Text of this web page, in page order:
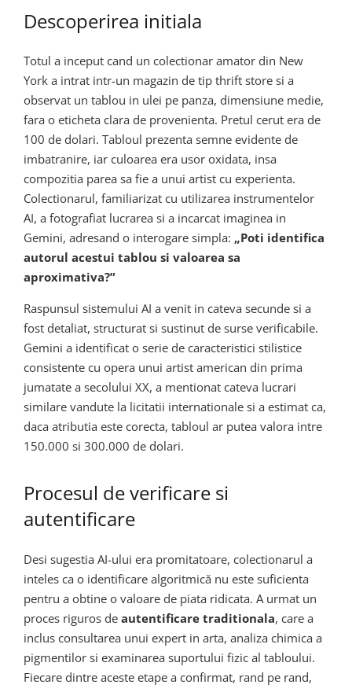
Descoperirea initiala
Totul a inceput cand un colectionar amator din New
York a intrat intr-un magazin de tip thrift store si a
observat un tablou in ulei pe panza, dimensiune medie,
fara o eticheta clara de provenienta. Pretul cerut era de
100 de dolari. Tabloul prezenta semne evidente de
imbatranire, iar culoarea era usor oxidata, insa
compozitia parea sa fie a unui artist cu experienta.
Colectionarul, familiarizat cu utilizarea instrumentelor
AI, a fotografiat lucrarea si a incarcat imaginea in
Gemini, adresand o interogare simpla: „Poti identifica
autorul acestui tablou si valoarea sa
aproximativa?”
Raspunsul sistemului AI a venit in cateva secunde si a
fost detaliat, structurat si sustinut de surse verificabile.
Gemini a identificat o serie de caracteristici stilistice
consistente cu opera unui artist american din prima
jumatate a secolului XX, a mentionat cateva lucrari
similare vandute la licitatii internationale si a estimat ca,
daca atributia este corecta, tabloul ar putea valora intre
150.000 si 300.000 de dolari.
Procesul de verificare si
autentificare
Desi sugestia AI-ului era promitatoare, colectionarul a
inteles ca o identificare algoritmică nu este suficienta
pentru a obtine o valoare de piata ridicata. A urmat un
proces riguros de autentificare traditionala, care a
inclus consultarea unui expert in arta, analiza chimica a
pigmentilor si examinarea suportului fizic al tabloului.
Fiecare dintre aceste etape a confirmat, rand pe rand,